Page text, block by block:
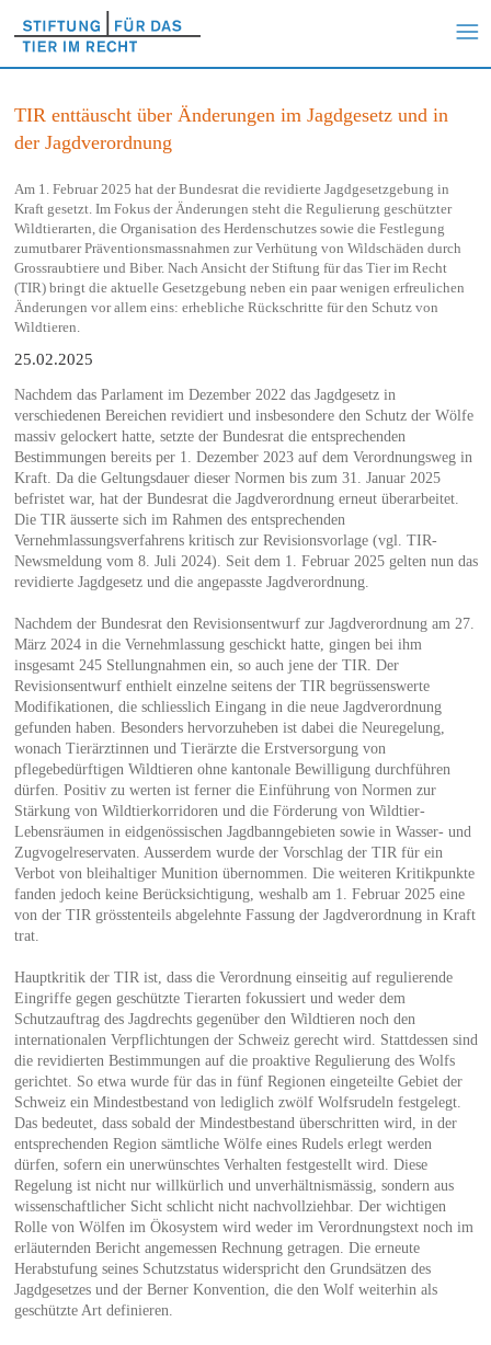
TIR enttäuscht über Änderungen im Jagdgesetz und in
der Jagdverordnung
Am 1. Februar 2025 hat der Bundesrat die revidierte Jagdgesetzgebung in
Kraft gesetzt. Im Fokus der Änderungen steht die Regulierung geschützter
Wildtierarten, die Organisation des Herdenschutzes sowie die Festlegung
zumutbarer Präventionsmassnahmen zur Verhütung von Wildschäden durch
Grossraubtiere und Biber. Nach Ansicht der Stiftung für das Tier im Recht
(TIR) bringt die aktuelle Gesetzgebung neben ein paar wenigen erfreulichen
Änderungen vor allem eins: erhebliche Rückschritte für den Schutz von
Wildtieren.
25.02.2025
Nachdem das Parlament im Dezember 2022 das Jagdgesetz in
verschiedenen Bereichen revidiert und insbesondere den Schutz der Wölfe
massiv gelockert hatte, setzte der Bundesrat die entsprechenden
Bestimmungen bereits per 1. Dezember 2023 auf dem Verordnungsweg in
Kraft. Da die Geltungsdauer dieser Normen bis zum 31. Januar 2025
befristet war, hat der Bundesrat die Jagdverordnung erneut überarbeitet.
Die TIR äusserte sich im Rahmen des entsprechenden
Vernehmlassungsverfahrens kritisch zur Revisionsvorlage (vgl. TIR-
Newsmeldung vom 8. Juli 2024). Seit dem 1. Februar 2025 gelten nun das
revidierte Jagdgesetz und die angepasste Jagdverordnung.
Nachdem der Bundesrat den Revisionsentwurf zur Jagdverordnung am 27.
März 2024 in die Vernehmlassung geschickt hatte, gingen bei ihm
insgesamt 245 Stellungnahmen ein, so auch jene der TIR. Der
Revisionsentwurf enthielt einzelne seitens der TIR begrüssenswerte
Modifikationen, die schliesslich Eingang in die neue Jagdverordnung
gefunden haben. Besonders hervorzuheben ist dabei die Neuregelung,
wonach Tierärztinnen und Tierärzte die Erstversorgung von
pflegebedürftigen Wildtieren ohne kantonale Bewilligung durchführen
dürfen. Positiv zu werten ist ferner die Einführung von Normen zur
Stärkung von Wildtierkorridoren und die Förderung von Wildtier-
Lebensräumen in eidgenössischen Jagdbanngebieten sowie in Wasser- und
Zugvogelreservaten. Ausserdem wurde der Vorschlag der TIR für ein
Verbot von bleihaltiger Munition übernommen. Die weiteren Kritikpunkte
fanden jedoch keine Berücksichtigung, weshalb am 1. Februar 2025 eine
von der TIR grösstenteils abgelehnte Fassung der Jagdverordnung in Kraft
trat.
Hauptkritik der TIR ist, dass die Verordnung einseitig auf regulierende
Eingriffe gegen geschützte Tierarten fokussiert und weder dem
Schutzauftrag des Jagdrechts gegenüber den Wildtieren noch den
internationalen Verpflichtungen der Schweiz gerecht wird. Stattdessen sind
die revidierten Bestimmungen auf die proaktive Regulierung des Wolfs
gerichtet. So etwa wurde für das in fünf Regionen eingeteilte Gebiet der
Schweiz ein Mindestbestand von lediglich zwölf Wolfsrudeln festgelegt.
Das bedeutet, dass sobald der Mindestbestand überschritten wird, in der
entsprechenden Region sämtliche Wölfe eines Rudels erlegt werden
dürfen, sofern ein unerwünschtes Verhalten festgestellt wird. Diese
Regelung ist nicht nur willkürlich und unverhältnismässig, sondern aus
wissenschaftlicher Sicht schlicht nicht nachvollziehbar. Der wichtigen
Rolle von Wölfen im Ökosystem wird weder im Verordnungstext noch im
erläuternden Bericht angemessen Rechnung getragen. Die erneute
Herabstufung seines Schutzstatus widerspricht den Grundsätzen des
Jagdgesetzes und der Berner Konvention, die den Wolf weiterhin als
geschützte Art definieren.